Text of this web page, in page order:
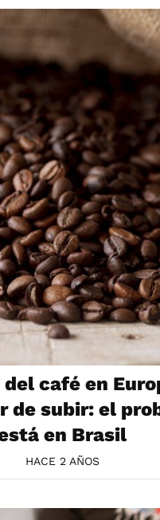
café en
de subir: el
en Brasil
HACE 2 AÑOS